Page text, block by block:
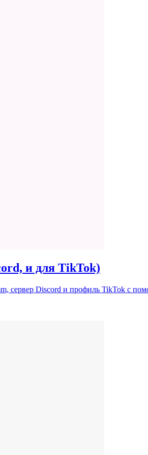
и для TikTok)
сервер Discord и профиль TikTok с